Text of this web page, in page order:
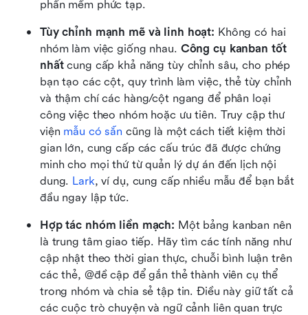
phần mềm phức tạp.
Tùy chỉnh mạnh mẽ và linh hoạt: Không có hai
nhóm làm việc giống nhau. Công cụ kanban tốt
nhất cung cấp khả năng tùy chỉnh sâu, cho phép
bạn tạo các cột, quy trình làm việc, thẻ tùy chỉnh
và thậm chí các hàng/cột ngang để phân loại
công việc theo nhóm hoặc ưu tiên. Truy cập thư
viện mẫu có sẵn cũng là một cách tiết kiệm thời
gian lớn, cung cấp các cấu trúc đã được chứng
minh cho mọi thứ từ quản lý dự án đến lịch nội
dung. Lark, ví dụ, cung cấp nhiều mẫu để bạn bắt
đầu ngay lập tức.
Hợp tác nhóm liền mạch: Một bảng kanban nên
là trung tâm giao tiếp. Hãy tìm các tính năng như
cập nhật theo thời gian thực, chuỗi bình luận trên
các thẻ, @đề cập để gắn thẻ thành viên cụ thể
trong nhóm và chia sẻ tập tin. Điều này giữ tất cả
các cuộc trò chuyện và ngữ cảnh liên quan trực